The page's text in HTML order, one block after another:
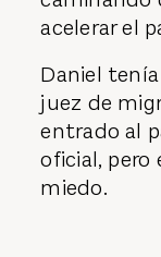
acelerar el
Daniel
juez de
entrado al
oficial, pero
miedo.